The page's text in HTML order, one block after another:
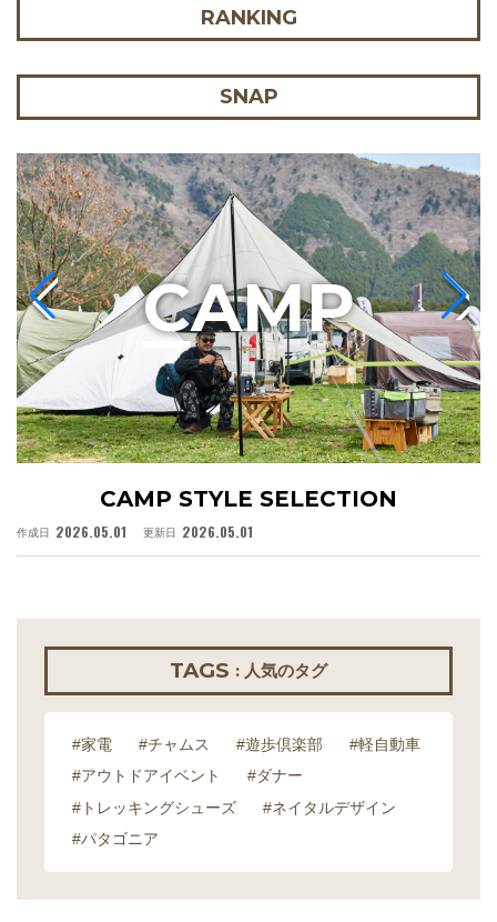
RANKING
SNAP
CAMP STYLE SELECTION
作成日 2026.05.01 更新日 2026.05.01
CAMP
TAGS : 人気のタグ
#家電 #チャムス #遊歩倶楽部
#軽自動車
#アウトドアイベント
#ダナー
#トレッキングシューズ
#ネイタルデザイン
#パタゴニア